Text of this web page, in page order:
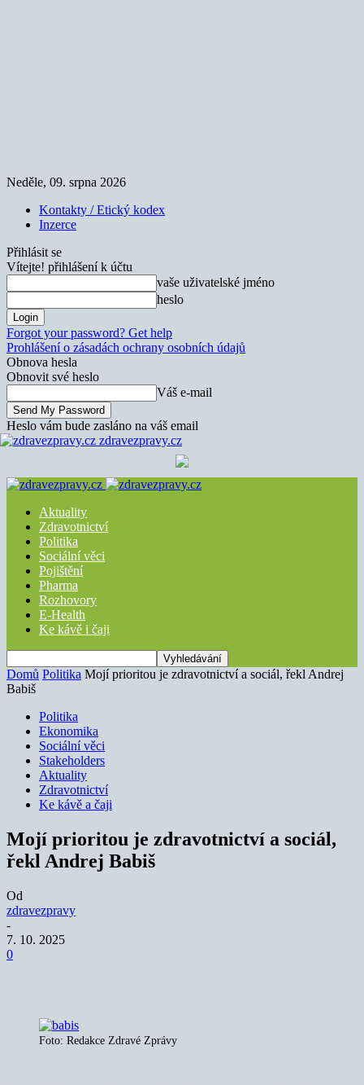
Neděle, 09. srpna 2026
Kontakty / Etický kodex
Inzerce
Přihlásit se
Vítejte! přihlášení k účtu
vaše uživatelské jméno
heslo
Forgot your password? Get help
Prohlášení o zásadách ochrany osobních údajů
Obnova hesla
Obnovit své heslo
Váš e-mail
Heslo vám bude zasláno na váš email
zdravezpravy.cz
Aktuality
Zdravotnictví
Politika
Sociální věci
Pojištění
Pharma
Rozhovory
E-Health
Ke kávě i čaji
Domů Politika Mojí prioritou je zdravotnictví a sociál, řekl Andrej
Babiš
Politika
Ekonomika
Sociální věci
Stakeholders
Aktuality
Zdravotnictví
Ke kávě a čaji
Mojí prioritou je zdravotnictví a sociál,
řekl Andrej Babiš
Od
zdravezpravy
-
7. 10. 2025
0
Foto: Redakce Zdravé Zprávy